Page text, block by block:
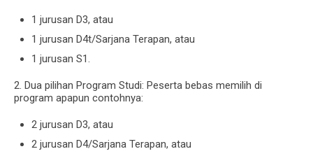
1 jurusan D3, atau
1 jurusan D4t/Sarjana Terapan, atau
1 jurusan S1.
2. Dua pilihan Program Studi: Peserta bebas memilih di
program apapun contohnya:
2 jurusan D3, atau
2 jurusan D4/Sarjana Terapan, atau